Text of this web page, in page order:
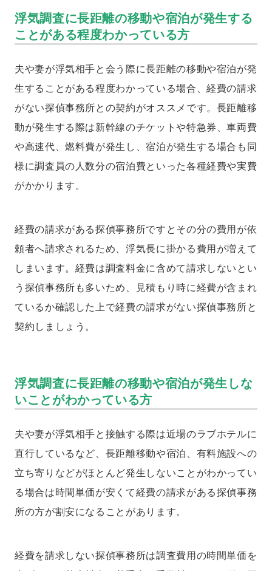
浮気調査に長距離の移動や宿泊が発生する
ことがある程度わかっている方
夫や妻が浮気相手と会う際に長距離の移動や宿泊が発
生することがある程度わかっている場合、経費の請求
がない探偵事務所との契約がオススメです。長距離移
動が発生する際は新幹線のチケットや特急券、車両費
や高速代、燃料費が発生し、宿泊が発生する場合も同
様に調査員の人数分の宿泊費といった各種経費や実費
がかかります。
経費の請求がある探偵事務所ですとその分の費用が依
頼者へ請求されるため、浮気長に掛かる費用が増えて
しまいます。経費は調査料金に含めて請求しないとい
う探偵事務所も多いため、見積もり時に経費が含まれ
ているか確認した上で経費の請求がない探偵事務所と
契約しましょう。
浮気調査に長距離の移動や宿泊が発生しな
いことがわかっている方
夫や妻が浮気相手と接触する際は近場のラブホテルに
直行しているなど、長距離移動や宿泊、有料施設への
立ち寄りなどがほとんど発生しないことがわかってい
る場合は時間単価が安くて経費の請求がある探偵事務
所の方が割安になることがあります。
経費を請求しない探偵事務所は調査費用の時間単価を